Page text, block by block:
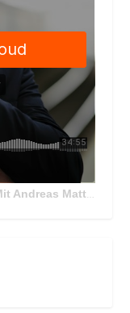
CEO der ÖBB Holding